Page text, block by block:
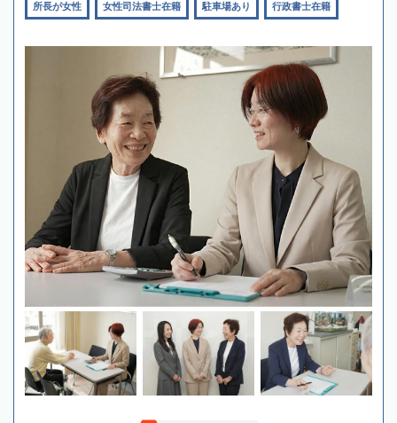
所長が女性 女性司法書士在籍 駐車場あり 行政書士在籍